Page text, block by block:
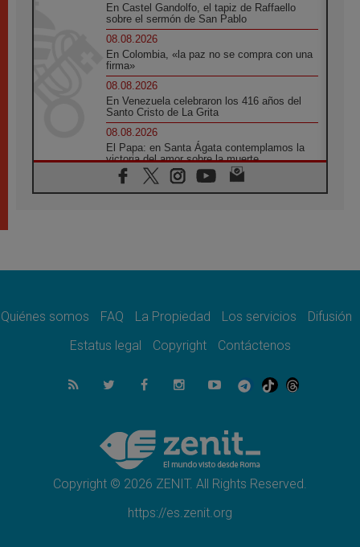
En Castel Gandolfo, el tapiz de Raffaello
sobre el sermón de San Pablo
08.08.2026
En Colombia, «la paz no se compra con una
firma»
08.08.2026
En Venezuela celebraron los 416 años del
Santo Cristo de La Grita
08.08.2026
El Papa: en Santa Ágata contemplamos la
victoria del amor sobre la muerte
08.08.2026
León XIV visitará el Santuario de la Madre
07.08.2026
07.08.2026
el compromiso del cristiano"
La matanza de niños en Gaza no cesa: 300
muertos en 300 días
Tagle: La guerra desfigura el mundo, solo la
revelación de Dios lo transfigura
Quiénes somos FAQ La Propiedad Los servicios
Difusión
Estatus legal
Copyright Contáctenos
Copyright © 2026 ZENIT. All Rights Reserved.
https://es.zenit.org